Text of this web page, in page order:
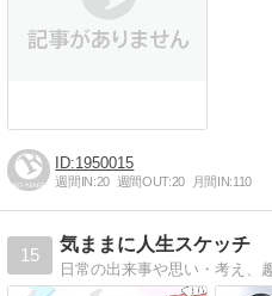
1950015
週間IN:20 週間OUT:20 月間IN:110
15
気ままに人生スケッチ